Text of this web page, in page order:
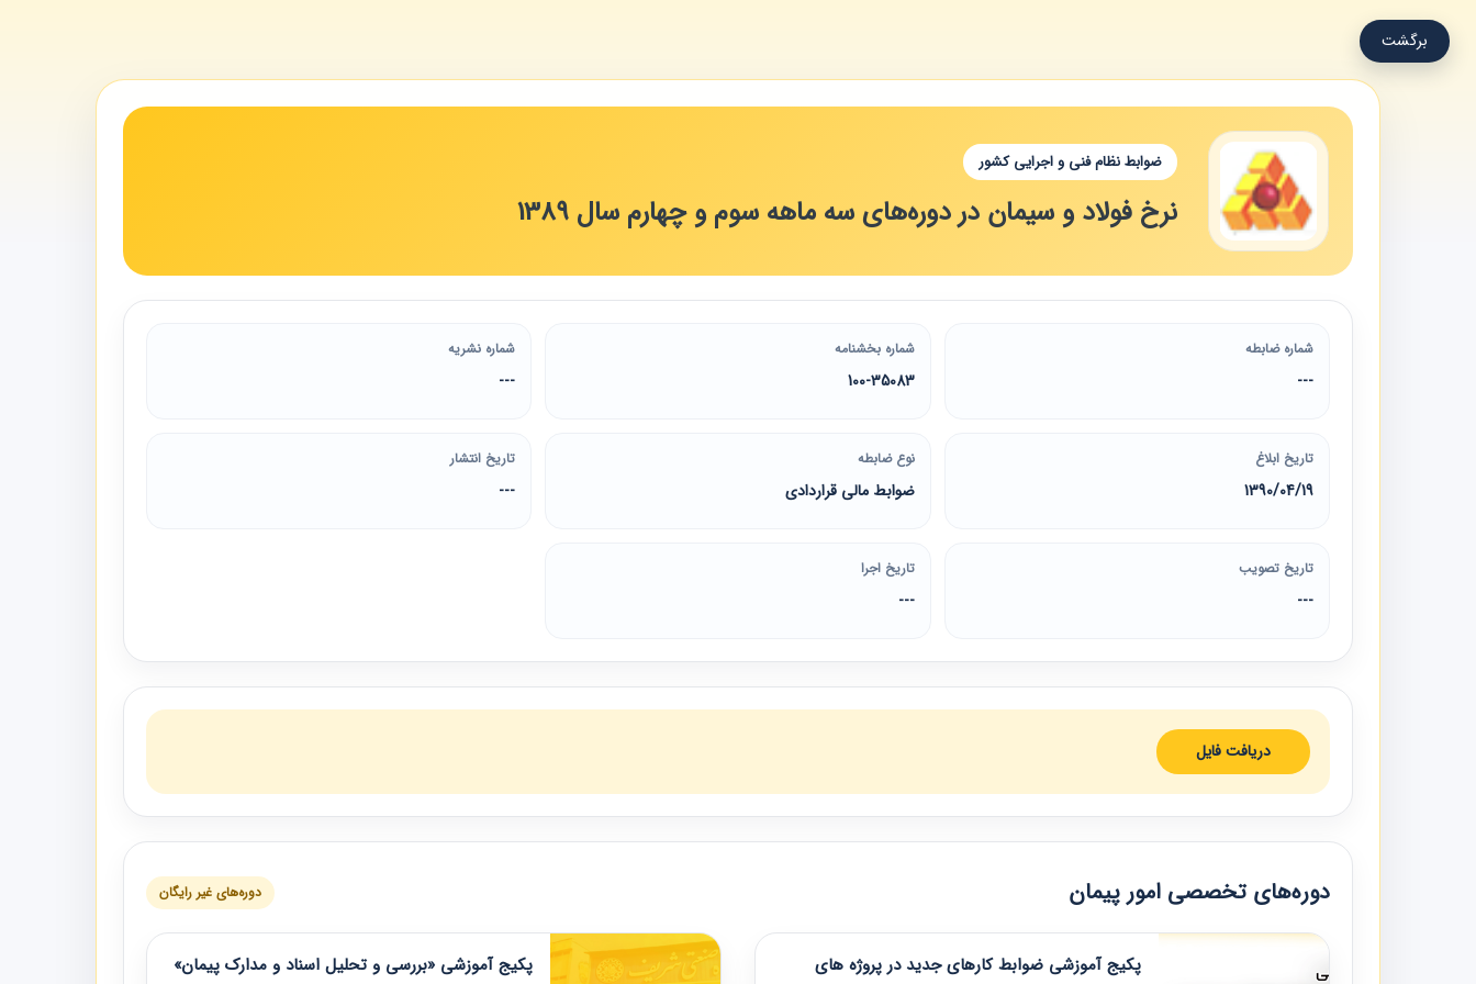
برگشت
ضوابط نظام فنی و اجرایی کشور
نرخ فولاد و سیمان در دوره‌های سه ماهه سوم و چهارم سال 1389
شماره ضابطه
---
شماره بخشنامه
100-35083
شماره نشریه
---
تاریخ ابلاغ
1390/04/19
نوع ضابطه
ضوابط مالی قراردادی
تاریخ انتشار
---
تاریخ تصویب
---
تاریخ اجرا
---
دریافت فایل
دوره‌های تخصصی امور پیمان دوره‌های غیر رایگان
پکیج آموزشی ضوابط کارهای جدید در پروژه های
پکیج آموزشی «بررسی و تحلیل اسناد و مدارک پیمان»